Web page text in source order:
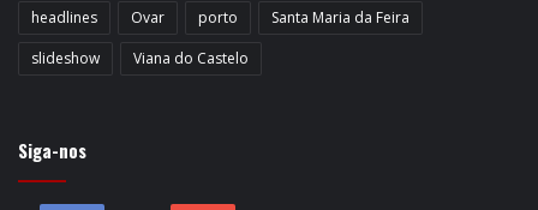
headlines
Ovar porto
Santa Maria da Feira
slideshow
Viana do Castelo
Siga-nos